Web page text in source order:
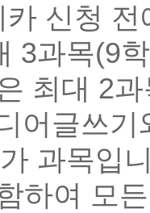
신청
3과목(9
최대 2
어글쓰
과목입
하여 모